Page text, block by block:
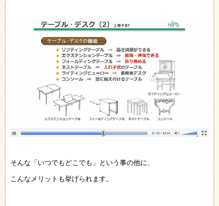
そんな「いつでもどこでも」という事の他に、
こんなメリットも挙げられます。